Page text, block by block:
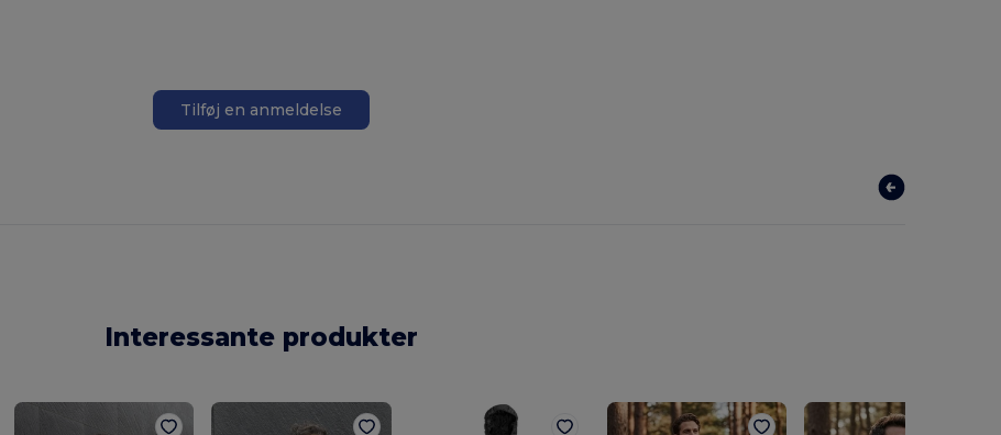
Tilføj en anmeldelse
Interessante produkter